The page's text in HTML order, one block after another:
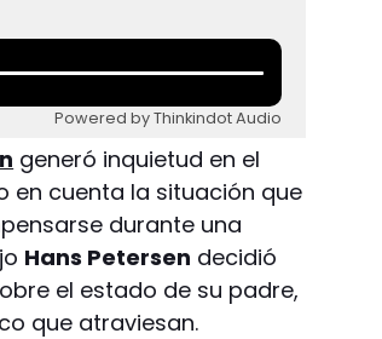
Powered by Thinkindot Audio
generó inquietud en el
en cuenta la situación que
durante una
Hans Petersen decidió
el estado de su padre,
que atraviesan.